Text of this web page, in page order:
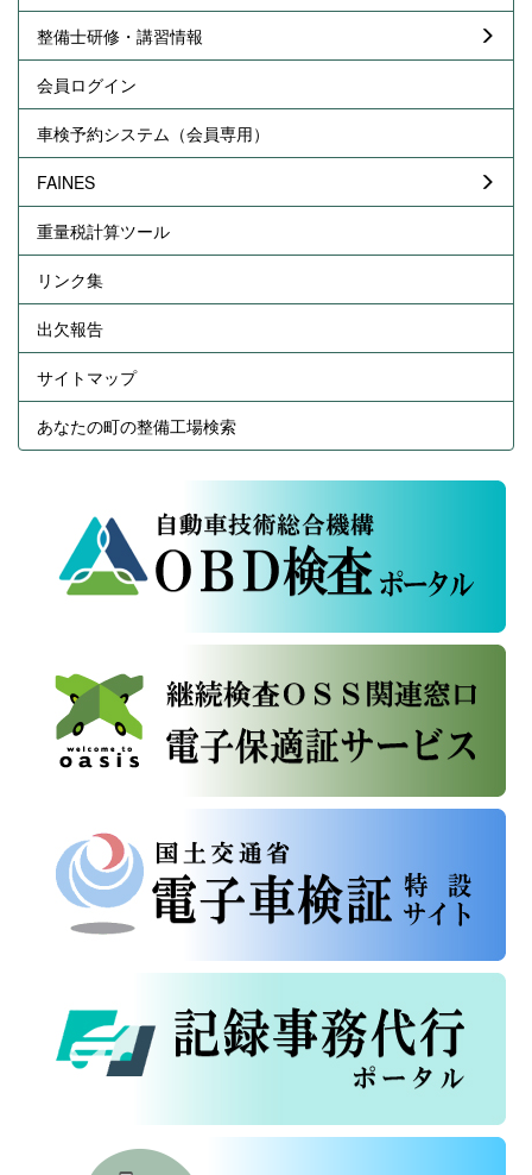
整備士研修・講習情報
会員ログイン
車検予約システム（会員専用）
FAINES
重量税計算ツール
リンク集
出欠報告
サイトマップ
あなたの町の整備工場検索